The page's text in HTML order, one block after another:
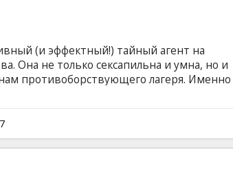
(и эффектный!) тайный агент на
Она не только сексапильна и умна, но и
противоборствующего лагеря. Именно
с ней и коммунистический режим, чтобы
коллег по цеху. Сама того не желая,
игру. Фильм на английском языке с
языках.